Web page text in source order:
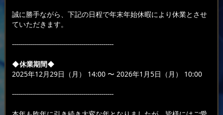
誠に勝手ながら、下記の日程で年末年始休暇により休業とさせ
ていただきます。
---------------------------------------------------
◆休業期間◆
2025年12月29日（月） 14:00 〜 2026年1月5日（月） 10:00
---------------------------------------------------